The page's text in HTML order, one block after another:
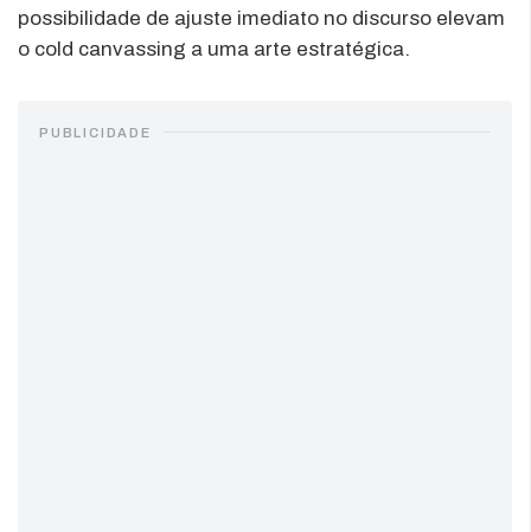
possibilidade de ajuste imediato no discurso elevam
o cold canvassing a uma arte estratégica.
PUBLICIDADE